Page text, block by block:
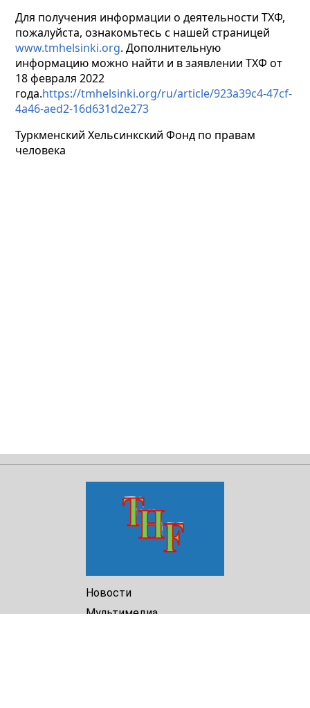
Для получения информации o деятельности ТХФ,
пожалуйста, ознакомьтесь с нашей страницей
www.tmhelsinki.org. Дополнительную
информацию можно найти и в заявлении ТХФ от
18 февраля 2022
года.https://tmhelsinki.org/ru/article/923a39c4-47cf-
4a46-aed2-16d631d2e273
Туркменский Хельсинкский Фонд по правам
человека
Новости
Мультимедиа